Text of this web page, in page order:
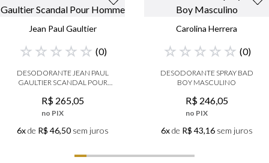
Jean Paul Gaultier
☆ ☆ ☆ ☆ ☆ (0)
DESODORANTE JEAN PAUL
GAULTIER SCANDAL POUR
R$ 265,05
no PIX
6xde R$ 46,50sem juros
Carolina Herrera
☆ ☆ ☆ ☆ ☆ (0)
DESODORANTE SPRAY BAD
BOY MASCULINO
R$ 246,05
no PIX
6xde R$ 43,16sem juros